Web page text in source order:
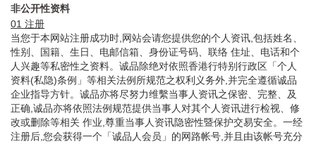
非公开性资料
01 注册
当您于本网站注册成功时,网站会请您提供您的个人资讯,包括姓名、
性别、国籍、生日、电邮信箱、身份证号码、联络 住址、电话和个
人兴趣等私密性之资料。诚品除绝对依照香港行特别行政区「个人
资料(私隐)条例」等相关法例所规范之权利义务外,并完全遵循诚品
企业指导方针。诚品亦将尽努力维繫当事人资讯之保密、完整、及
正确,诚品亦将依照法例规范提供当事人对其个人资讯进行检视、修
改或删除等相关 作业,尊重当事人资讯隐密性暨保护交易安全。一经
注册后,您会获得一个「诚品人会员」的网路帐号,并且由该帐号充分